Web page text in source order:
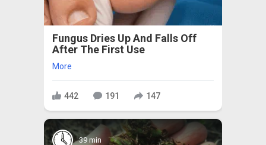
Fungus Dries Up And Falls Off
After The First Use
More
442 191 147
39 min